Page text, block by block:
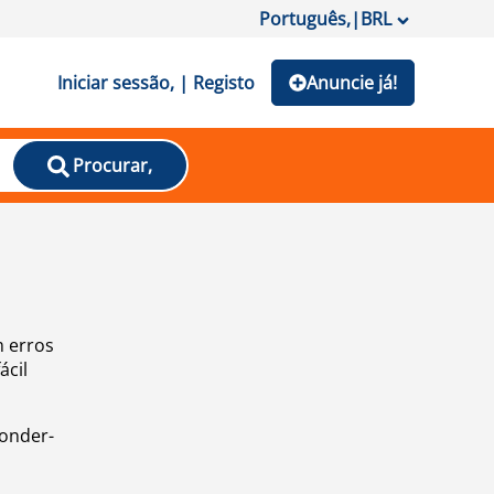
Português,|BRL
Iniciar sessão, | Registo Anuncie já!
Procurar,
erros